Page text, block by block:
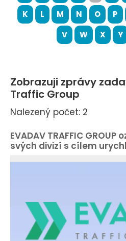
K
L M N O P
V
W X Y
Zobrazuji zprávy
Traffic Group
Nalezený počet: 2
EVADAV TRAFFIC
svých divizí s cílem